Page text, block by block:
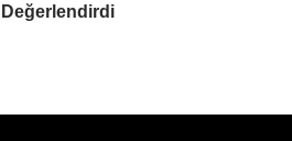
Değerlendirdi